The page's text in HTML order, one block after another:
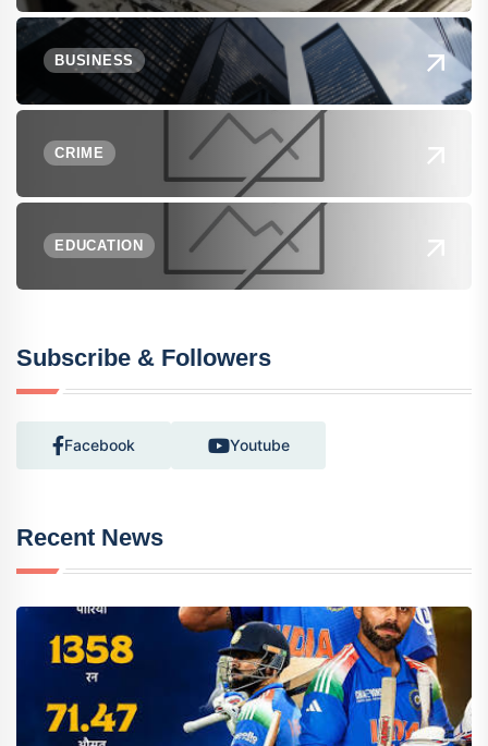
BUSINESS
CRIME
EDUCATION
Subscribe & Followers
Facebook Youtube
Recent News